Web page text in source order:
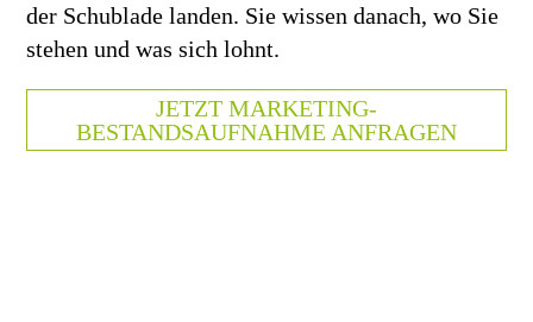
der Schublade landen. Sie wissen danach, wo Sie
stehen und was sich lohnt.
JETZT MARKETING-
BESTANDSAUFNAHME ANFRAGEN